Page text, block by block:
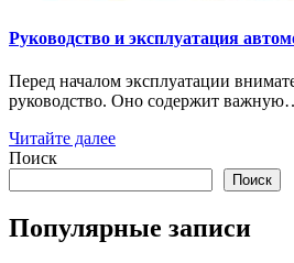
Руководство и эксплуатация
Перед началом эксплуатации
руководство. Оно содержит
Читайте далее
Поиск
Поиск
Популярные записи